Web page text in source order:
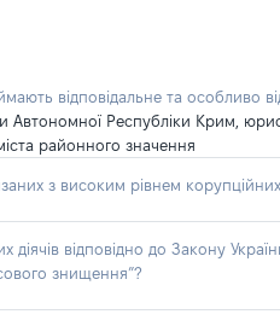
відповідальне та особливо
Автономної Республіки Крим,
районного значення
з високим рівнем
діячів відповідно до Закону
знищення”?